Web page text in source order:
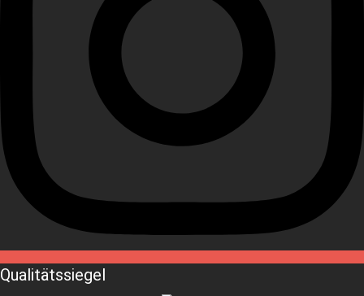
Qualitätssiegel